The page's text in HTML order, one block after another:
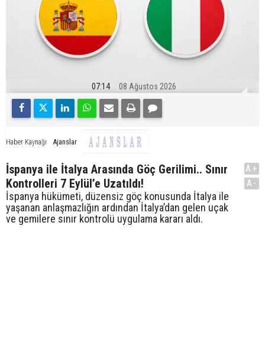
07:14 08 Ağustos 2026
Haber Kaynağı Ajanslar
İspanya ile İtalya Arasında Göç Gerilimi.. Sınır
Kontrolleri 7 Eylül’e Uzatıldı!
İspanya hükümeti, düzensiz göç konusunda İtalya ile
yaşanan anlaşmazlığın ardından İtalya’dan gelen uçak
ve gemilere sınır kontrolü uygulama kararı aldı.
A+
A-